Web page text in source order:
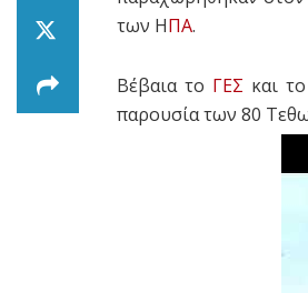
των ΗΠΑ.
Βέβαια το ΓΕΣ και το
παρουσία των 80